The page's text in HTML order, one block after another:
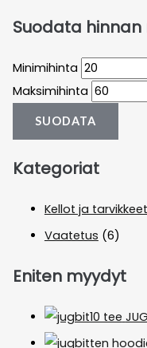
Suodata
Minimihinta
Maksimihinta
SUODATA
Kategoriat
Kellot ja tarvikkeet
Vaatetus (6)
Eniten myydyt